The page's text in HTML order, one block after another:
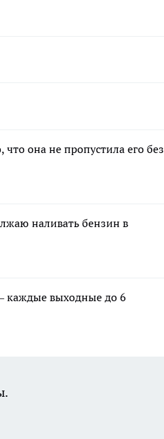
что она не пропустила его без
наливать бензин в
каждые выходные до 6